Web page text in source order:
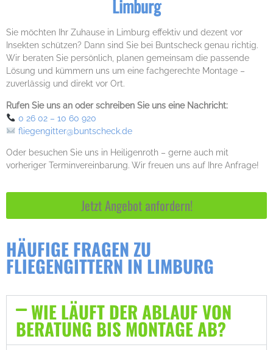
Limburg
Sie möchten Ihr Zuhause in Limburg effektiv und dezent vor
Insekten schützen? Dann sind Sie bei Buntscheck genau richtig.
Wir beraten Sie persönlich, planen gemeinsam die passende
Lösung und kümmern uns um eine fachgerechte Montage –
zuverlässig und direkt vor Ort.
Rufen Sie uns an oder schreiben Sie uns eine Nachricht:
0 26 02 – 10 60 920
fliegengitter@buntscheck.de
Oder besuchen Sie uns in Heiligenroth – gerne auch mit
vorheriger Terminvereinbarung. Wir freuen uns auf Ihre Anfrage!
Jetzt Angebot anfordern!
HÄUFIGE FRAGEN ZU
FLIEGENGITTERN IN LIMBURG
WIE LÄUFT DER ABLAUF VON
BERATUNG BIS MONTAGE AB?